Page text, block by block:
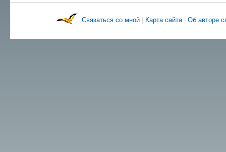
Связаться со мной Карта сайта|Об авторе